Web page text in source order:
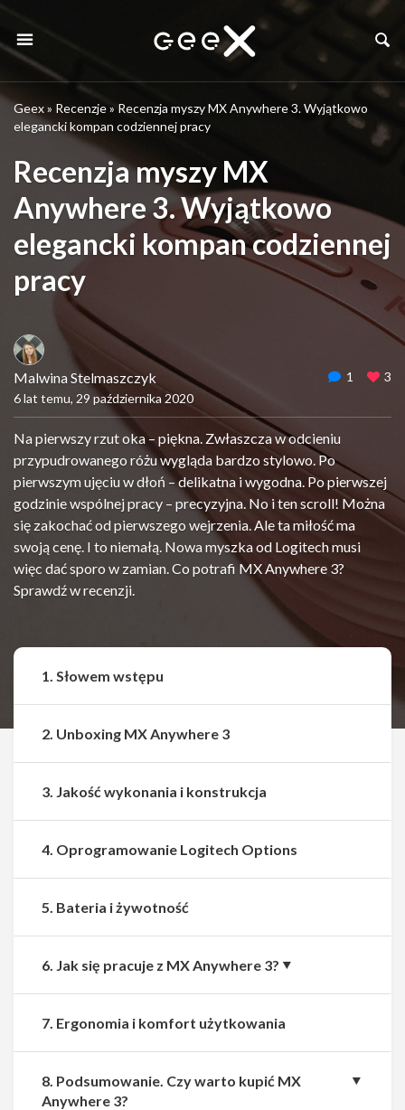
Geex» Recenzje» Recenzja myszy MX Anywhere 3. Wyjątkowo
elegancki kompan codziennej pracy
Recenzja myszy MX
Anywhere 3. Wyjątkowo
elegancki kompan codziennej
pracy
Malwina Stelmaszczyk
6 lat temu, 29 października 2020
1 3
Na pierwszy rzut oka – piękna. Zwłaszcza w odcieniu
przypudrowanego różu wygląda bardzo stylowo. Po
pierwszym ujęciu w dłoń – delikatna i wygodna. Po pierwszej
godzinie wspólnej pracy – precyzyjna. No i ten scroll! Można
się zakochać od pierwszego wejrzenia. Ale ta miłość ma
swoją cenę. I to niemałą. Nowa myszka od Logitech musi
więc dać sporo w zamian. Co potrafi MX Anywhere 3?
Sprawdź w recenzji.
Udostępnij
1. Słowem wstępu
2. Unboxing MX Anywhere 3
3. Jakość wykonania i konstrukcja
4. Oprogramowanie Logitech Options
5. Bateria i żywotność
6. Jak się pracuje z MX Anywhere 3?
7. Ergonomia i komfort użytkowania
8. Podsumowanie. Czy warto kupić MX
Anywhere 3?